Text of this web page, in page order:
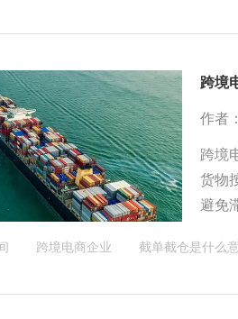
跨境
作者
跨境
货物
避免
跨境电商企业 截单截仓是什么